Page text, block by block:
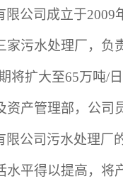
限公司成立于2009
家污水处理厂，
将扩大至65万吨/
资产管理部，公司
限公司污水处理厂
水平得以提高，将